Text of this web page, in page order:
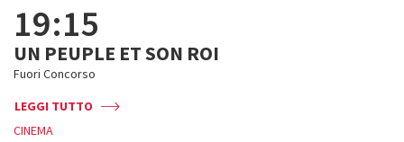
19:15
UN PEUPLE ET SON ROI
Fuori Concorso
LEGGI TUTTO
CINEMA